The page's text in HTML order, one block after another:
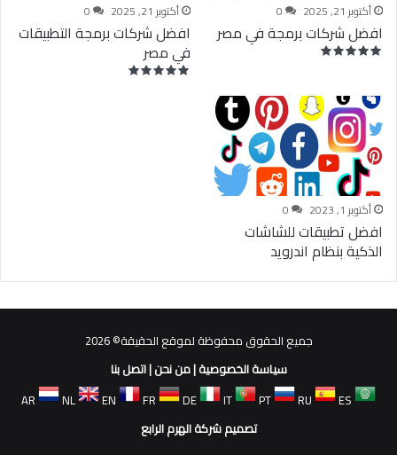
أكتوبر 21, 2025 0
افضل شركات برمجة في مصر
أكتوبر 21, 2025 0
افضل شركات برمجة التطبيقات
في مصر
أكتوبر 1, 2023 0
افضل تطبيقات للشاشات
الذكية بنظام اندرويد
جميع الحقوق محفوظة لموقع الحقيقة© 2026
سياسة الخصوصية|من نحن|اتصل بنا
AR
NL EN FR DE IT PT RU
ES
تصميم شركة الهرم الرابع